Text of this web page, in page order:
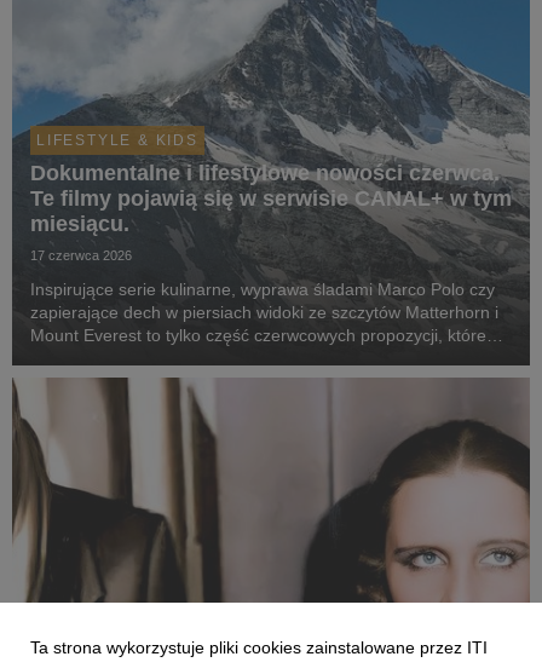
LIFESTYLE & KIDS
Dokumentalne i lifestylowe nowości czerwca.
Te filmy pojawią się w serwisie CANAL+ w tym
miesiącu.
17 czerwca 2026
Inspirujące serie kulinarne, wyprawa śladami Marco Polo czy
zapierające dech w piersiach widoki ze szczytów Matterhorn i
Mount Everest to tylko część czerwcowych propozycji, które
Ta strona wykorzystuje pliki cookies zainstalowane przez ITI